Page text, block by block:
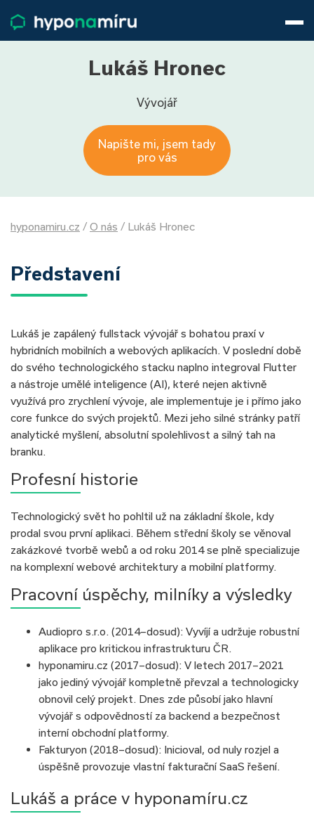
Životní pojištění
Pojištění nemovitosti
800 688 388
9−16 hod.
Přihlásit
Lukáš Hronec
Vývojář
Napište mi, jsem tady
pro vás
hyponamiru.cz / O nás / Lukáš Hronec
Představení
Lukáš je zapálený fullstack vývojář s bohatou praxí v
hybridních mobilních a webových aplikacích. V poslední době
do svého technologického stacku naplno integroval Flutter
a nástroje umělé inteligence (AI), které nejen aktivně
využívá pro zrychlení vývoje, ale implementuje je i přímo jako
core funkce do svých projektů. Mezi jeho silné stránky patří
analytické myšlení, absolutní spolehlivost a silný tah na
branku.
Profesní historie
Technologický svět ho pohltil už na základní škole, kdy
prodal svou první aplikaci. Během střední školy se věnoval
zakázkové tvorbě webů a od roku 2014 se plně specializuje
na komplexní webové architektury a mobilní platformy.
Pracovní úspěchy, milníky a výsledky
Audiopro s.r.o. (2014–dosud): Vyvíjí a udržuje robustní
aplikace pro kritickou infrastrukturu ČR.
hyponamiru.cz (2017–dosud): V letech 2017–2021
jako jediný vývojář kompletně převzal a technologicky
obnovil celý projekt. Dnes zde působí jako hlavní
vývojář s odpovědností za backend a bezpečnost
interní obchodní platformy.
Fakturyon (2018–dosud): Inicioval, od nuly rozjel a
úspěšně provozuje vlastní fakturační SaaS řešení.
Lukáš a práce v hyponamíru.cz